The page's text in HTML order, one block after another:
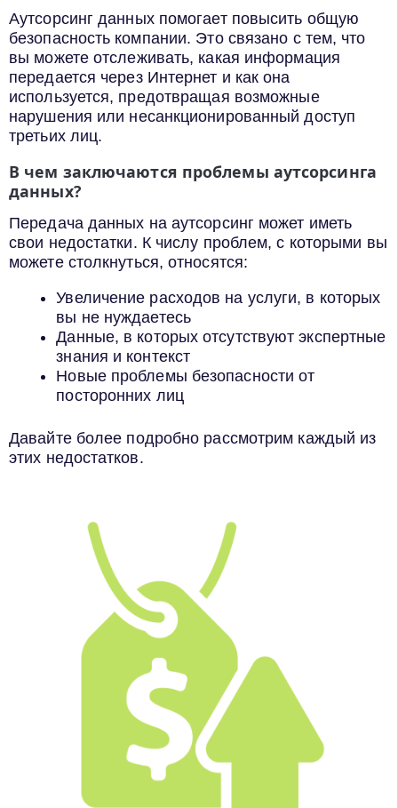
Аутсорсинг данных помогает повысить общую
безопасность компании. Это связано с тем, что
вы можете отслеживать, какая информация
передается через Интернет и как она
используется, предотвращая возможные
нарушения или несанкционированный доступ
третьих лиц.
В чем заключаются проблемы аутсорсинга
данных?
Передача данных на аутсорсинг может иметь
свои недостатки. К числу проблем, с которыми вы
можете столкнуться, относятся:
Увеличение расходов на услуги, в которых
вы не нуждаетесь
Данные, в которых отсутствуют экспертные
знания и контекст
Новые проблемы безопасности от
посторонних лиц
Давайте более подробно рассмотрим каждый из
этих недостатков.